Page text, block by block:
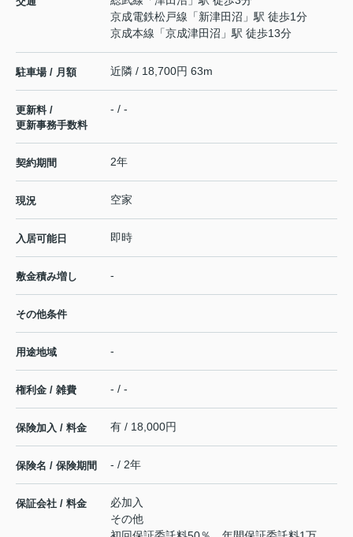
京成電鉄松戸線 「新津田沼 」駅 徒歩1分
京成本線 「京成津田沼 」駅 徒歩13分
駐車場 / 月額 近隣 / 18,700円 63m
更新料 /
更新事務手数料
- / -
契約期間 2年
現況 空家
入居可能日 即時
敷金積み増し -
その他条件
用途地域 -
権利金 / 雑費 - / -
保険加入 / 料金 有 / 18,000円
保険名 / 保険期間 - / 2年
保証会社 / 料金
必加入
その他